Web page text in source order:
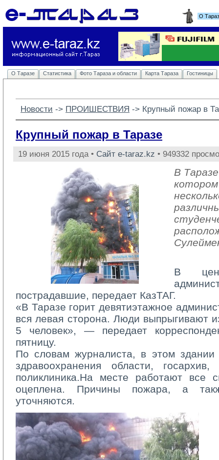
О
О Таразе Статистика Фото Тараза и области Карта Тараза Гостиницы
Новости -> ПРОИШЕСТВИЯ -> Крупный пожар в
Крупный пожар в Таразе
19 июня 2015 года • Сайт e-taraz.kz • 949332
В
В
пострадавшие, передает КазТАГ.
«В Таразе горит девятиэтажное
вся левая сторона. Люди выпрыгивают
5 человек», — передает
пятницу.
По словам журналиста, в этом здании
здравоохранения области,
поликлиника.На месте работают все
оцеплена. Причины пожара, а
уточняются.